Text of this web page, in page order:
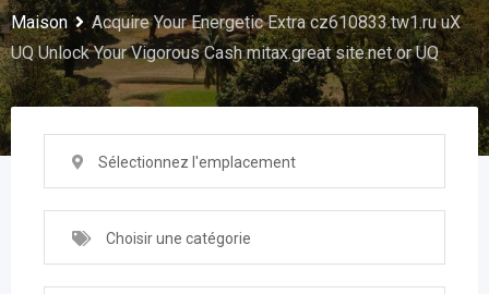
Maison
Acquire Your Energetic Extra cz610833.tw1.ru uX
UQ Unlock Your Vigorous Cash mitax.great site.net or UQ
Sélectionnez l'emplacement
Choisir une catégorie